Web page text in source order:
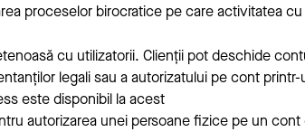
proceselor birocratice pe care activitatea
cu utilizatorii. Clienții pot deschide
legali sau a autorizatului pe cont
este disponibil la acest
autorizarea unei persoane fizice pe un